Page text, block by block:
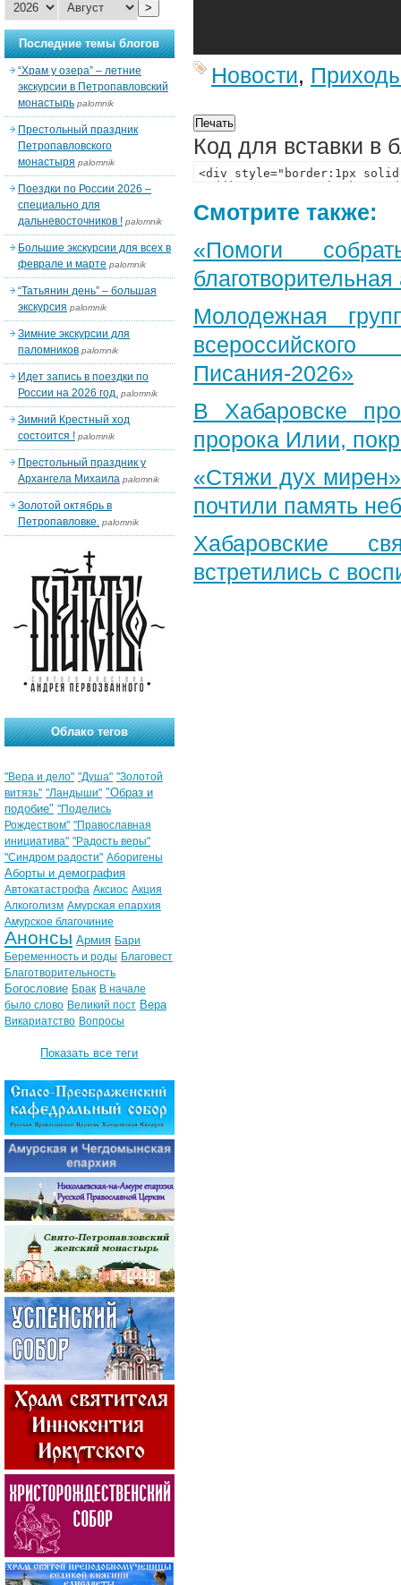
Новости,
Код для вставки в
Смотрите также:
«Помоги
Молодежная
Писания-2026»
В Хабаровске
пророка Илии,
«Стяжи дух
почтили память
Хабаровские
встретились с
>
Последние темы блогов
“Храм у озера” – летние
экскурсии в Петропавловский
монастырь palomnik
Престольный праздник
Петропавловского
монастыря palomnik
Поездки по России 2026 –
специально для
дальневосточников ! palomnik
Большие экскурсии для всех в
феврале и марте palomnik
“Татьянин день” – большая
экскурсия palomnik
Зимние экскурсии для
паломников palomnik
Идет запись в поездки по
России на 2026 год. palomnik
Зимний Крестный ход
состоится ! palomnik
Престольный праздник у
Архангела Михаила palomnik
Золотой октябрь в
Петропавловке. palomnik
Облако тегов
"Вера и дело" "Душа" "Золотой
витязь" "Ландыши" "Образ и
подобие" "Поделись
Рождеством" "Православная
инициатива" "Радость веры"
"Синдром радости" Аборигены
Аборты и демография
Автокатастрофа Аксиос Акция
Алкоголизм Амурская епархия
Амурское благочиние
Анонсы Армия Бари
Беременность и роды Благовест
Благотворительность
Богословие Брак В начале
было слово Великий пост Вера
Викариатство Вопросы
Показать все теги